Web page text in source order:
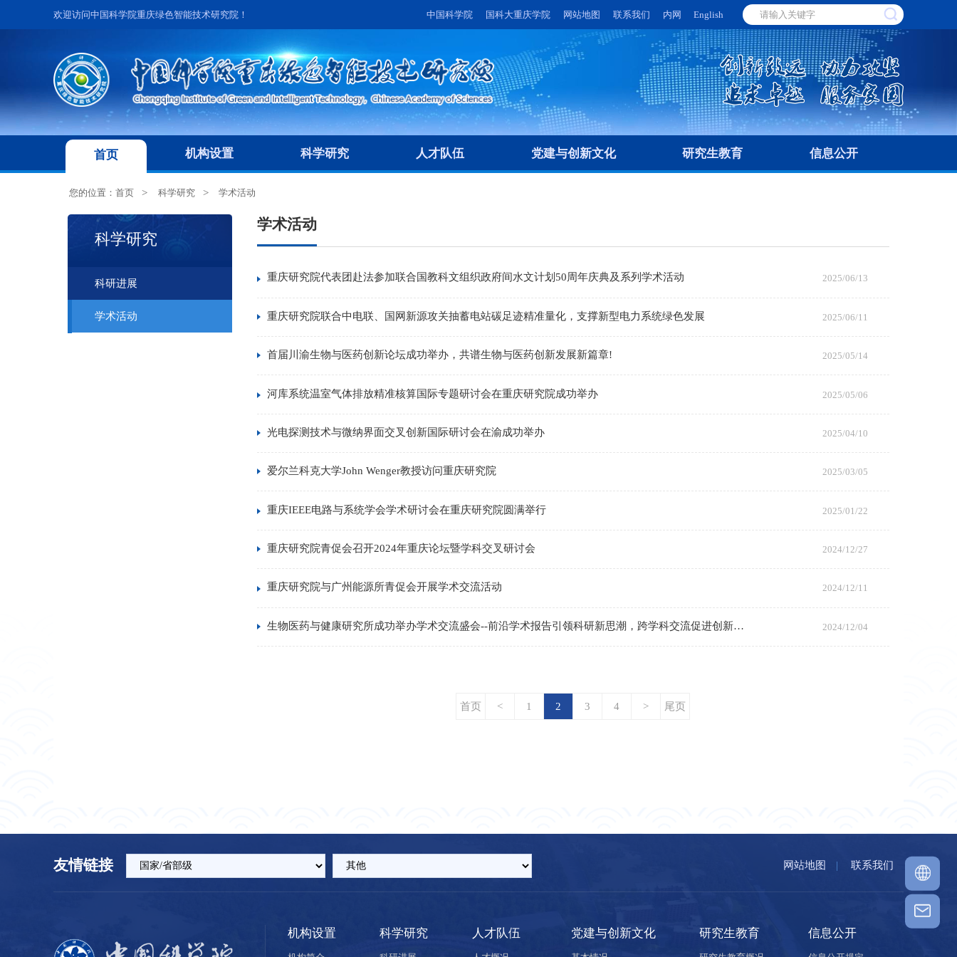
欢迎访问中国科学院重庆绿色智能技术研究院！ 中国科学院 国科大重庆学院 网站地图 联系我们 内网 English
首页 机构设置 科学研究 人才队伍 党建与创新文化 研究生教育 信息公开
您的位置：首页 科学研究 学术活动
科学研究
科研进展
学术活动
学术活动
重庆研究院代表团赴法参加联合国教科文组织政府间水文计划50周年庆典及系列学术活动 2025/06/13
重庆研究院联合中电联、国网新源攻关抽蓄电站碳足迹精准量化，支撑新型电力系统绿色发展 2025/06/11
首届川渝生物与医药创新论坛成功举办，共谱生物与医药创新发展新篇章! 2025/05/14
河库系统温室气体排放精准核算国际专题研讨会在重庆研究院成功举办 2025/05/06
光电探测技术与微纳界面交叉创新国际研讨会在渝成功举办 2025/04/10
爱尔兰科克大学John Wenger教授访问重庆研究院 2025/03/05
重庆IEEE电路与系统学会学术研讨会在重庆研究院圆满举行 2025/01/22
重庆研究院青促会召开2024年重庆论坛暨学科交叉研讨会 2024/12/27
重庆研究院与广州能源所青促会开展学术交流活动 2024/12/11
生物医药与健康研究所成功举办学术交流盛会--前沿学术报告引领科研新思潮，跨学科交流促进创新发展 2024/12/04
首页 < 1 2 3 4 > 尾页
友情链接 网站地图 | 联系我们
机构设置 科学研究 人才队伍 党建与创新文化 研究生教育 信息公开